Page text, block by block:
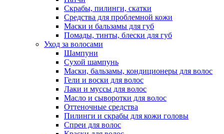
Скрабы, пилинги, скатки
Средства для проблемной кожи
Маски и бальзамы для губ
Помады, тинты, блески для губ
Уход за волосами
Шампуни
Сухой шампунь
Маски, бальзамы, кондиционеры для волос
Гели и воски для волос
Лаки и муссы для волос
Масло и сыворотки для волос
Оттеночные средства
Пилинги и скрабы для кожи головы
Спреи для волос